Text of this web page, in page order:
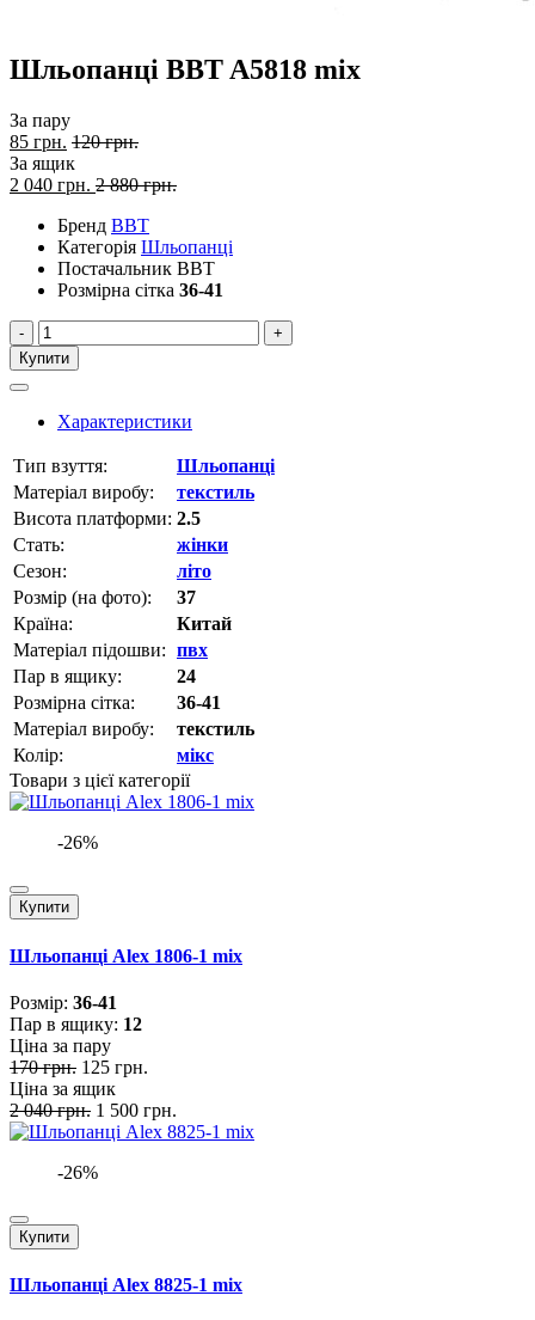
Шльопанці BBT A5818 mix
За пару
85 грн. 120 грн.
За ящик
2 040 грн. 2 880 грн.
Бренд BBT
Категорія Шльопанці
Постачальник BBT
Розмірна сітка 36-41
-
+
Купити
Характеристики
Тип взуття:
Шльопанці
Матеріал виробу:
текстиль
Висота платформи: 2.5
Стать:
жінки
Сезон:
літо
Розмір (на фото):
37
Країна:
Китай
Матеріал підошви: пвх
Пар в ящику:
24
Розмірна сітка:
36-41
Матеріал виробу:
текстиль
Колір:
мікс
Товари з цієї категорії
-26%
Купити
Шльопанці Alex 1806-1 mix
Розмiр: 36-41
Пар в ящику: 12
Ціна за пару
170 грн. 125 грн.
Ціна за ящик
2 040 грн. 1 500 грн.
-26%
Купити
Шльопанці Alex 8825-1 mix